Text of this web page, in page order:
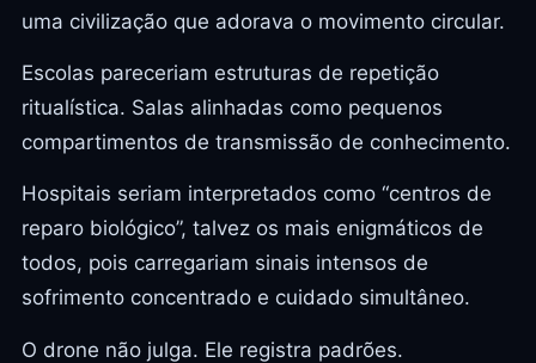
uma civilização que adorava o movimento circular.
Escolas pareceriam estruturas de repetição
ritualística. Salas alinhadas como pequenos
compartimentos de transmissão de conhecimento.
Hospitais seriam interpretados como “centros de
reparo biológico”, talvez os mais enigmáticos de
todos, pois carregariam sinais intensos de
sofrimento concentrado e cuidado simultâneo.
O drone não julga. Ele registra padrões.